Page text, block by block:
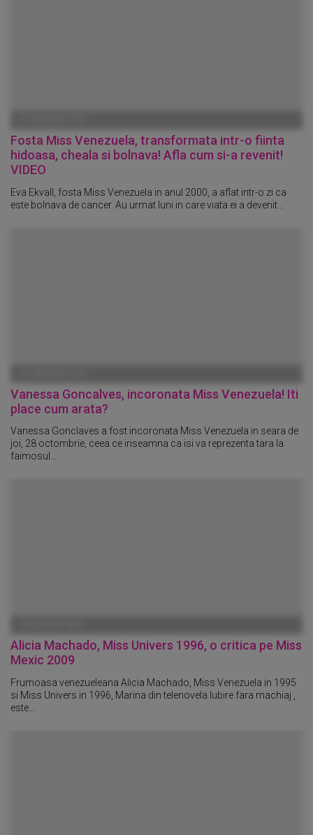
Fosta Miss Venezuela, transformata intr-o fiinta
hidoasa, cheala si bolnava! Afla cum si-a revenit!
VIDEO
Eva Ekvall, fosta Miss Venezuela in anul 2000, a aflat intr-o zi ca
este bolnava de cancer. Au urmat luni in care viata ei a devenit...
Vanessa Goncalves, incoronata Miss Venezuela! Iti
place cum arata?
Vanessa Gonclaves a fost incoronata Miss Venezuela in seara de
joi, 28 octombrie, ceea ce inseamna ca isi va reprezenta tara la
faimosul...
Alicia Machado, Miss Univers 1996, o critica pe Miss
Mexic 2009
Frumoasa venezueleana Alicia Machado, Miss Venezuela in 1995
si Miss Univers in 1996, Marina din telenovela Iubire fara machiaj ,
este...